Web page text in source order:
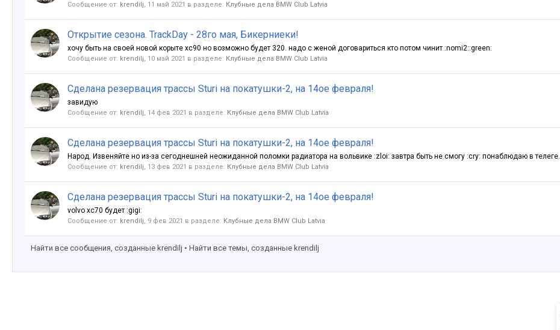
Сообщение от: krendilj, 11 май 2021 в разделе: Клубные дела BMW Club Latvia
Открытие сезона. TrackDay - 28го мая, Бикерниеки!
хочу быть на своей новой корыте хс90 но возможно будет 320. надо с женой договариться кто потом чинит :nomi2::green:
Сообщение от: krendilj, 10 май 2021 в разделе: Клубные дела BMW Club Latvia
Сделана резервация трассы Sturi на покатушки-2, на 14ое февраля!
завидую
Сообщение от: krendilj, 14 фев 2021 в разделе: Клубные дела BMW Club Latvia
Сделана резервация трассы Sturi на покатушки-2, на 14ое февраля!
Народ. Извеняйте но из-за сегоднешней неожиданной поломки радиатора на вольвике :zloi: завтра быть не смогу :cry: понаблюдаю в телеге.
Сообщение от: krendilj, 13 фев 2021 в разделе: Клубные дела BMW Club Latvia
Сделана резервация трассы Sturi на покатушки-2, на 14ое февраля!
volvo xc70 будет :gigi:
Сообщение от: krendilj, 9 фев 2021 в разделе: Клубные дела BMW Club Latvia
Найти все сообщения, созданные krendilj Найти все темы, созданные krendilj